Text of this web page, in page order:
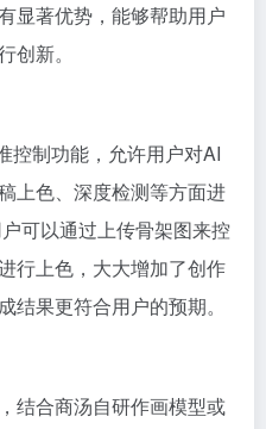
显著优势，能够帮助用户
创新。
控制功能，允许用户对AI
上色、深度检测等方面进
可以通过上传骨架图来控
行上色，大大增加了创作
结果更符合用户的预期。
结合商汤自研作画模型或